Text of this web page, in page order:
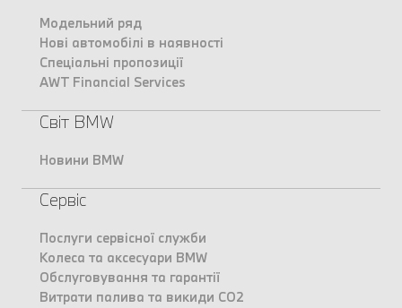
Модельний ряд
Нові автомобілі в наявності
Спеціальні пропозиції
AWT Financial Services
Світ BMW
Новини BMW
Сервіс
Послуги сервісної служби
Колеса та аксесуари BMW
Обслуговування та гарантії
Витрати палива та викиди CO2